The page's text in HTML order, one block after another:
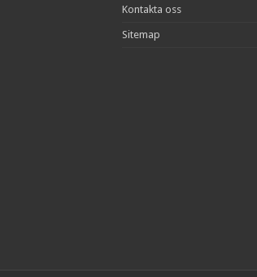
Kontakta oss
Sitemap